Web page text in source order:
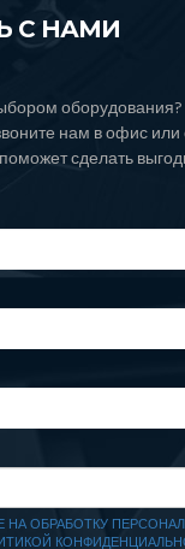
С НАМИ
нам в офис
сделать
НА ОБРАБОТКУ